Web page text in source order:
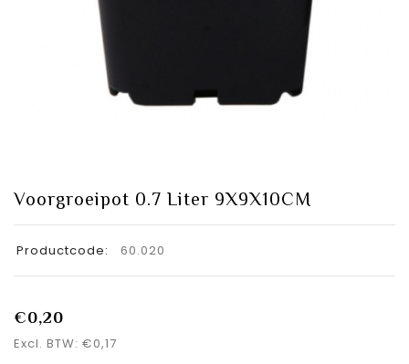
Voorgroeipot 0.7 Liter 9X9X10CM
Productcode: 60.020
€0,20
Excl. BTW: €0,17